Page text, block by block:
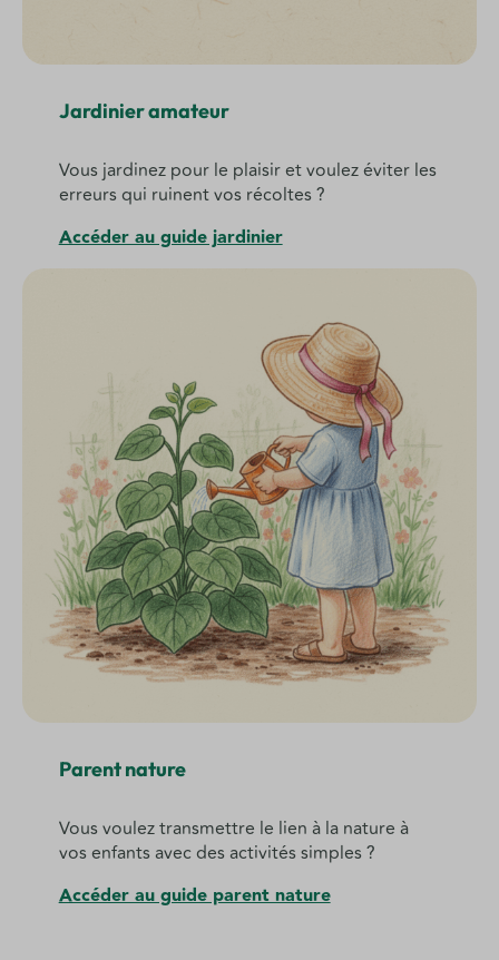
Jardinier amateur
Vous jardinez pour le plaisir et voulez éviter les
erreurs qui ruinent vos récoltes ?
Accéder au guide jardinier
Parent nature
Vous voulez transmettre le lien à la nature à
vos enfants avec des activités simples ?
Accéder au guide parent nature